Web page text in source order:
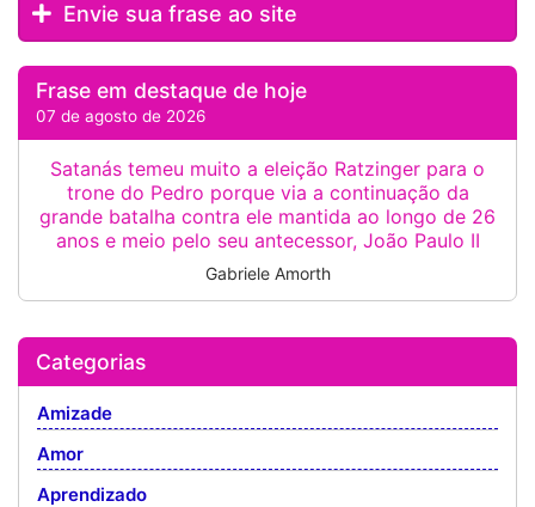
Envie sua frase ao site
Frase em destaque de hoje
07 de agosto de 2026
Satanás temeu muito a eleição Ratzinger para o
trone do Pedro porque via a continuação da
grande batalha contra ele mantida ao longo de 26
anos e meio pelo seu antecessor, João Paulo II
Gabriele Amorth
Categorias
Amizade
Amor
Aprendizado